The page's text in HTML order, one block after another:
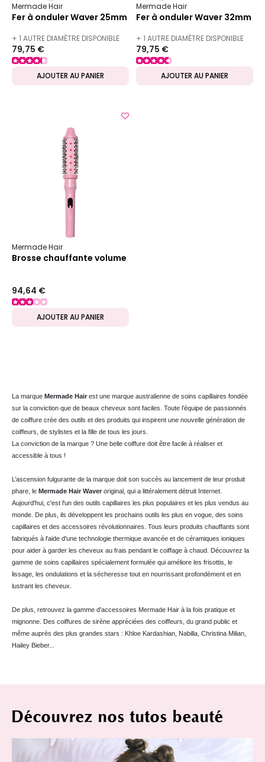
Mermade Hair
Fer à onduler Waver 25mm
+ 1 AUTRE DIAMÈTRE DISPONIBLE
79,75 €
AJOUTER AU PANIER
Mermade Hair
Fer à onduler Waver 32mm
+ 1 AUTRE DIAMÈTRE DISPONIBLE
79,75 €
AJOUTER AU PANIER
Mermade Hair
Brosse chauffante volume
94,64 €
AJOUTER AU PANIER
La marque Mermade Hair est une marque australienne de soins capillaires fondée
sur la conviction que de beaux cheveux sont faciles. Toute l’équipe de passionnés
de coiffure crée des outils et des produits qui inspirent une nouvelle génération de
coiffeurs, de stylistes et la fille de tous les jours.
La conviction de la marque ? Une belle coiffure doit être facile à réaliser et
accessible à tous !
L’ascension fulgurante de la marque doit son succès au lancement de leur produit
phare, le Mermade Hair Waver original, qui a littéralement détruit Internet.
Aujourd'hui, c'est l'un des outils capillaires les plus populaires et les plus vendus au
monde. De plus, ils développent les prochains outils les plus en vogue, des soins
capillaires et des accessoires révolutionnaires. Tous leurs produits chauffants sont
fabriqués à l'aide d'une technologie thermique avancée et de céramiques ioniques
pour aider à garder les cheveux au frais pendant le coiffage à chaud. Découvrez la
gamme de soins capillaires spécialement formulée qui améliore les frisottis, le
lissage, les ondulations et la sécheresse tout en nourrissant profondément et en
lustrant les cheveux.
De plus, retrouvez la gamme d'accessoires Mermade Hair à la fois pratique et
mignonne. Des coiffures de sirène appréciées des coiffeurs, du grand public et
même auprès des plus grandes stars : Khloe Kardashian, Nabilla, Christina Milian,
Hailey Bieber...
Découvrez nos tutos beauté